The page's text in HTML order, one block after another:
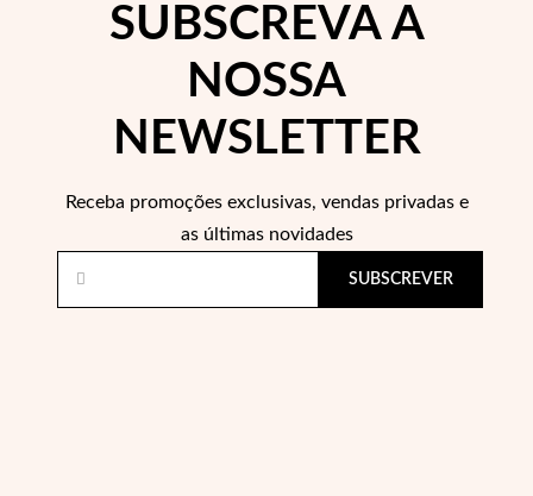
Wedding Season
SUBSCREVA A
NOSSA
NEWSLETTER
Receba promoções exclusivas, vendas privadas e
as últimas novidades
SUBSCREVER